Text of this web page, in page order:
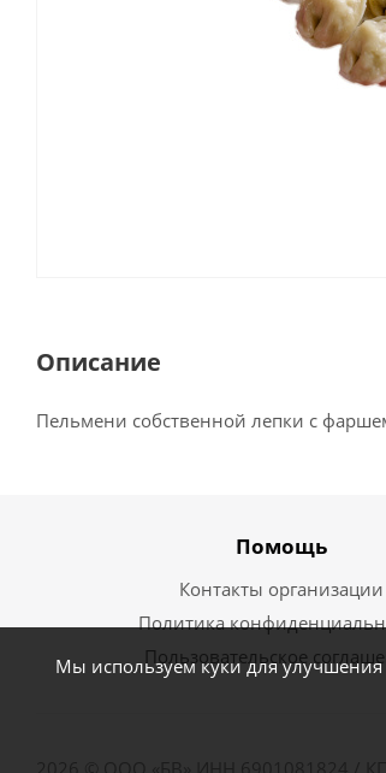
Описание
Пельмени собственной лепки с
Помощь
Контакты организации
Политика
Пользовательское
Мы используем куки для улучшения